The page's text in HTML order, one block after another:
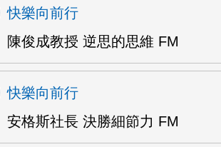
快樂向前行
陳俊成教授 逆思的思維 FM
快樂向前行
安格斯社長 決勝細節力 FM